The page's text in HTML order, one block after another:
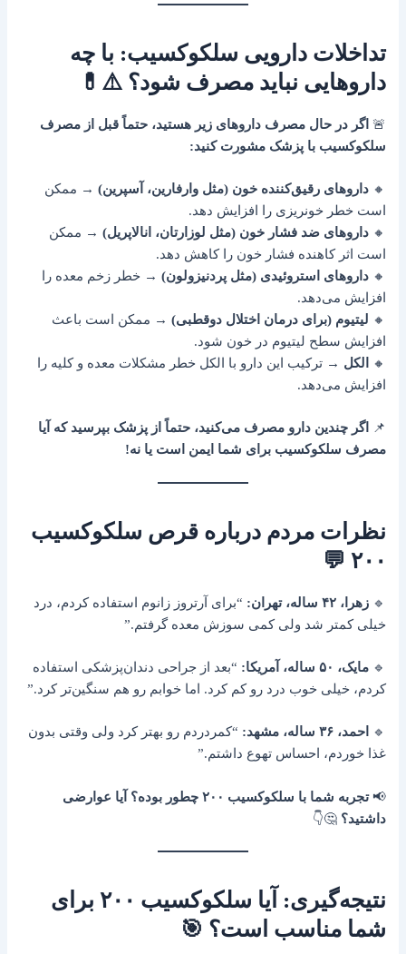
تداخلات دارویی سلکوکسیب: با چه
داروهایی نباید مصرف شود؟ ⚠️💊
🚨 اگر در حال مصرف داروهای زیر هستید، حتماً قبل از مصرف
سلکوکسیب با پزشک مشورت کنید:
🔸داروهای رقیق‌کننده خون (مثل وارفارین، آسپرین) → ممکن
است خطر خونریزی را افزایش دهد.
🔸داروهای ضد فشار خون (مثل لوزارتان، انالاپریل) → ممکن
است اثر کاهنده فشار خون را کاهش دهد.
🔸داروهای استروئیدی (مثل پردنیزولون) → خطر زخم معده را
افزایش می‌دهد.
🔸 لیتیوم (برای درمان اختلال دوقطبی) → ممکن است باعث
افزایش سطح لیتیوم در خون شود.
🔸
الکل → ترکیب این دارو با الکل خطر مشکلات معده و کلیه را
افزایش می‌دهد.
📌 اگر چندین دارو مصرف می‌کنید، حتماً از پزشک بپرسید که آیا
مصرف سلکوکسیب برای شما ایمن است یا نه!
نظرات مردم درباره قرص سلکوکسیب
۲۰۰ 💬
🔹زهرا، ۴۲ ساله، تهران:
“برای آرتروز زانوم استفاده کردم، درد
خیلی کمتر شد ولی کمی سوزش معده گرفتم.”
🔹مایک، ۵۰ ساله، آمریکا:
“بعد از جراحی دندان‌پزشکی استفاده
کردم، خیلی خوب درد رو کم کرد. اما خوابم رو هم سنگین‌تر کرد.”
🔹 احمد، ۳۶ ساله، مشهد:
“کمردردم رو بهتر کرد ولی وقتی بدون
غذا خوردم، احساس تهوع داشتم.”
📢
تجربه شما با سلکوکسیب ۲۰۰ چطور بوده؟ آیا عوارضی
داشتید؟ 🤔👇
نتیجه‌گیری: آیا سلکوکسیب ۲۰۰ برای
شما مناسب است؟ 🎯